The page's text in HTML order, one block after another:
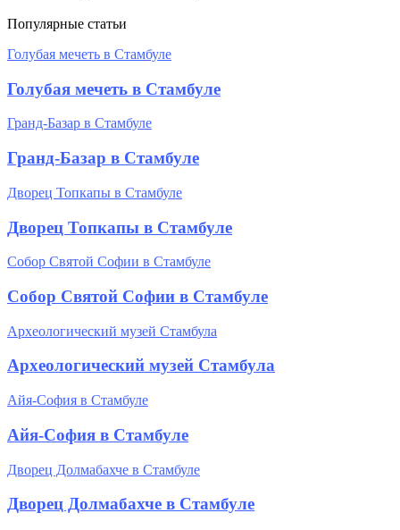
Популярные статьи
Голубая мечеть в Стамбуле
Голубая мечеть в Стамбуле
Гранд-Базар в Стамбуле
Гранд-Базар в Стамбуле
Дворец Топкапы в Стамбуле
Дворец Топкапы в Стамбуле
Собор Святой Софии в Стамбуле
Собор Святой Софии в Стамбуле
Археологический музей Стамбула
Археологический музей Стамбула
Айя-София в Стамбуле
Айя-София в Стамбуле
Дворец Долмабахче в Стамбуле
Дворец Долмабахче в Стамбуле